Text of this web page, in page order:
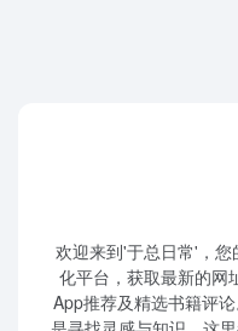
欢迎来到'于总日常'，
化平台，获取最新的网
App推荐及精选书籍评